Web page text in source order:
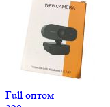
Full оптом